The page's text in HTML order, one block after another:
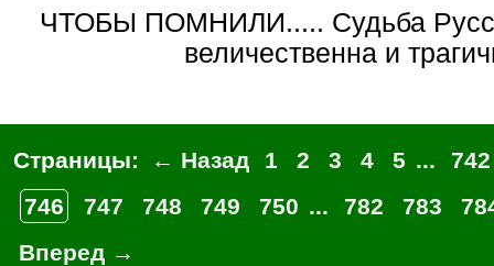
ЧТОБЫ ПОМНИЛИ..... Судьба Русского Харбина
величественна и
Страницы: ← Назад 1 2 3 4 5 ...
742
746
747 748 749 750 ... 782 783
Вперед →